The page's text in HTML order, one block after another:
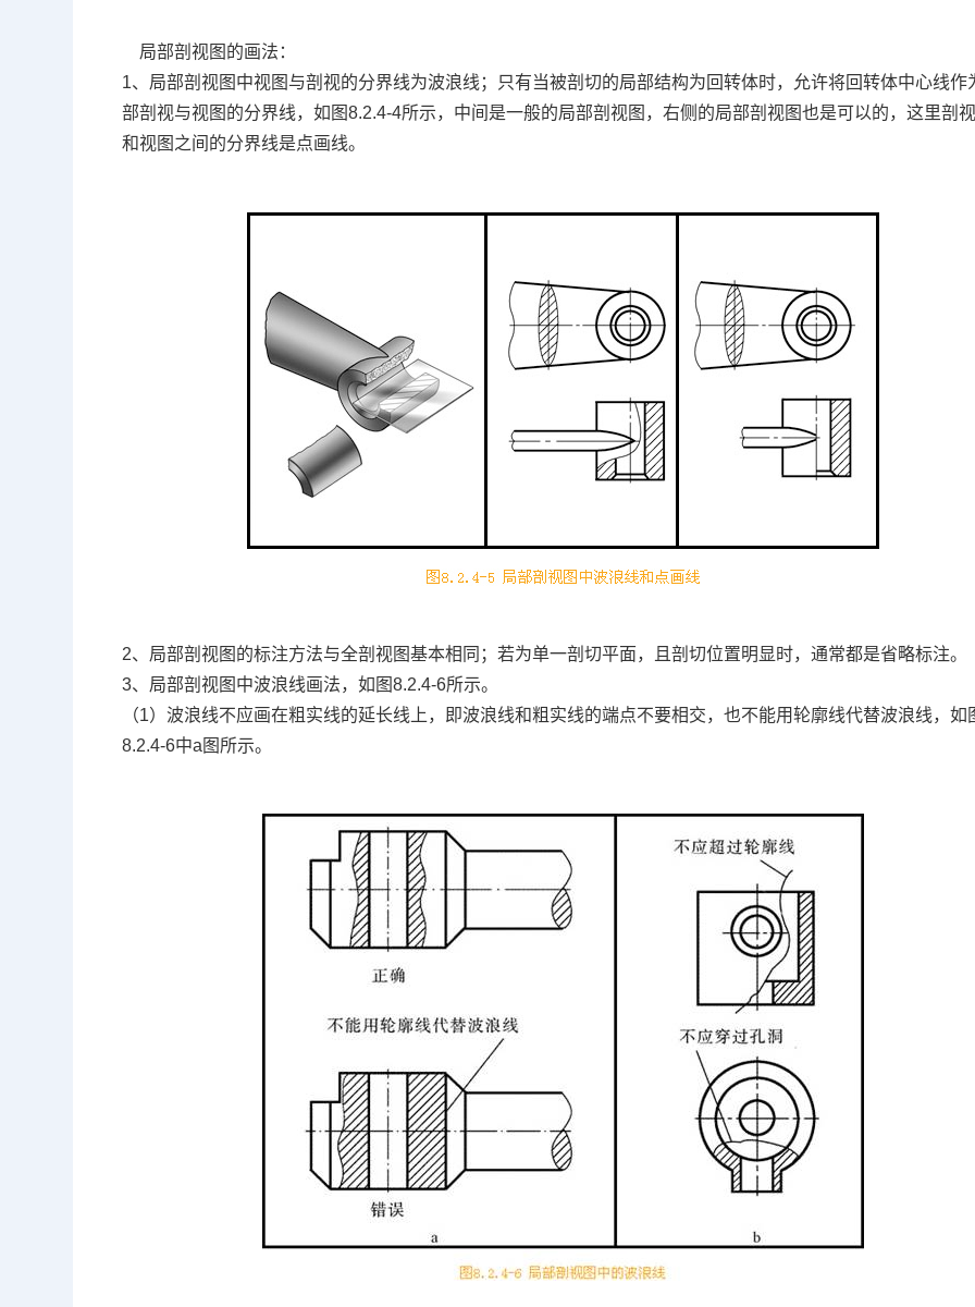
局部剖视图的画法：
1、局部剖视图中视图与剖视的分界线为波浪线；只有当被剖切的局部结构为回转体时，允许将回转体中心线作
部剖视与视图的分界线，如图8.2.4-4所示，中间是一般的局部剖视图，右侧的局部剖视图也是可以的，这里剖
和视图之间的分界线是点画线。
2、局部剖视图的标注方法与全剖视图基本相同；若为单一剖切平面，且剖切位置明显时，通常都是省略标注。
3、局部剖视图中波浪线画法，如图8.2.4-6所示。
（1）波浪线不应画在粗实线的延长线上，即波浪线和粗实线的端点不要相交，也不能用轮廓线代替波浪线，如
8.2.4-6中a图所示。